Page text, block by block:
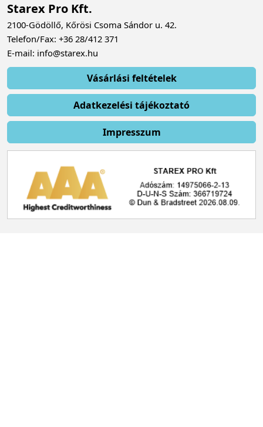
Starex Pro Kft.
2100-Gödöllő, Kőrösi Csoma Sándor u. 42.
Telefon/Fax: +36 28/412 371
E-mail: info@starex.hu
Vásárlási feltételek
Adatkezelési tájékoztató
Impresszum